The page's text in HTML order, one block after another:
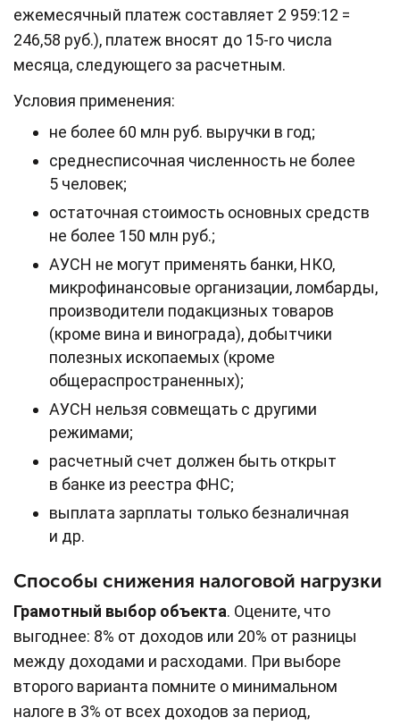
ежемесячный платеж составляет 2 959:12 =
246,58 руб.), платеж вносят до 15‑го числа
месяца, следующего за расчетным.
Условия применения:
не более 60 млн руб. выручки в год;
среднесписочная численность не более
5 человек;
остаточная стоимость основных средств
не более 150 млн руб.;
АУСН не могут применять банки, НКО,
микрофинансовые организации, ломбарды,
производители подакцизных товаров
(кроме вина и винограда), добытчики
полезных ископаемых (кроме
общераспространенных);
АУСН нельзя совмещать с другими
режимами;
расчетный счет должен быть открыт
в банке из реестра ФНС;
выплата зарплаты только безналичная
и др.
Способы снижения налоговой нагрузки
Грамотный выбор объекта. Оцените, что
выгоднее: 8% от доходов или 20% от разницы
между доходами и расходами. При выборе
второго варианта помните о минимальном
налоге в 3% от всех доходов за период,